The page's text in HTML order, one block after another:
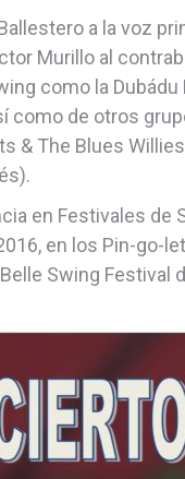
a la voz
Murillo al
como la Dubádu
como de otros
& The Blues
en Festivales de
en los Pin-go-
Swing Festival